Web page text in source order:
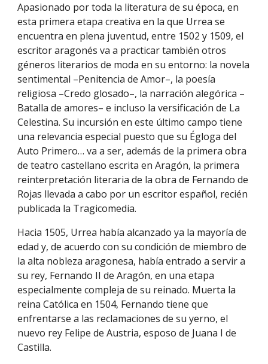
Apasionado por toda la literatura de su época, en
esta primera etapa creativa en la que Urrea se
encuentra en plena juventud, entre 1502 y 1509, el
escritor aragonés va a practicar también otros
géneros literarios de moda en su entorno: la novela
sentimental –Penitencia de Amor–, la poesía
religiosa –Credo glosado–, la narración alegórica –
Batalla de amores– e incluso la versificación de La
Celestina. Su incursión en este último campo tiene
una relevancia especial puesto que su Égloga del
Auto Primero… va a ser, además de la primera obra
de teatro castellano escrita en Aragón, la primera
reinterpretación literaria de la obra de Fernando de
Rojas llevada a cabo por un escritor español, recién
publicada la Tragicomedia.
Hacia 1505, Urrea había alcanzado ya la mayoría de
edad y, de acuerdo con su condición de miembro de
la alta nobleza aragonesa, había entrado a servir a
su rey, Fernando II de Aragón, en una etapa
especialmente compleja de su reinado. Muerta la
reina Católica en 1504, Fernando tiene que
enfrentarse a las reclamaciones de su yerno, el
nuevo rey Felipe de Austria, esposo de Juana I de
Castilla.